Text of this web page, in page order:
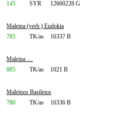
145
SYR 12660228 G
Maleina (verh.) Eudokia
785
TK/as 16337 B
Maleina ....
885
TK/as 1021 B
Maleinos Basileios
780
TK/as 16336 B